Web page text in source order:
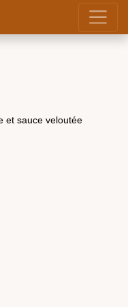
et sauce veloutée